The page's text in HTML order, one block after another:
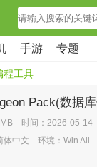
手游 专题
程工具
Pack(数据
时间：2026-05-14
体中文 环境：Win All